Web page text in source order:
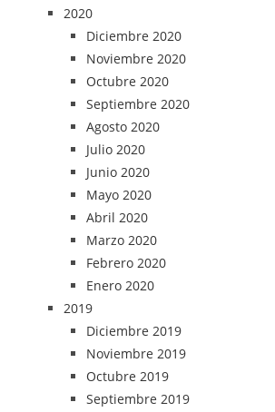
2020
Diciembre 2020
Noviembre 2020
Octubre 2020
Septiembre 2020
Agosto 2020
Julio 2020
Junio 2020
Mayo 2020
Abril 2020
Marzo 2020
Febrero 2020
Enero 2020
2019
Diciembre 2019
Noviembre 2019
Octubre 2019
Septiembre 2019